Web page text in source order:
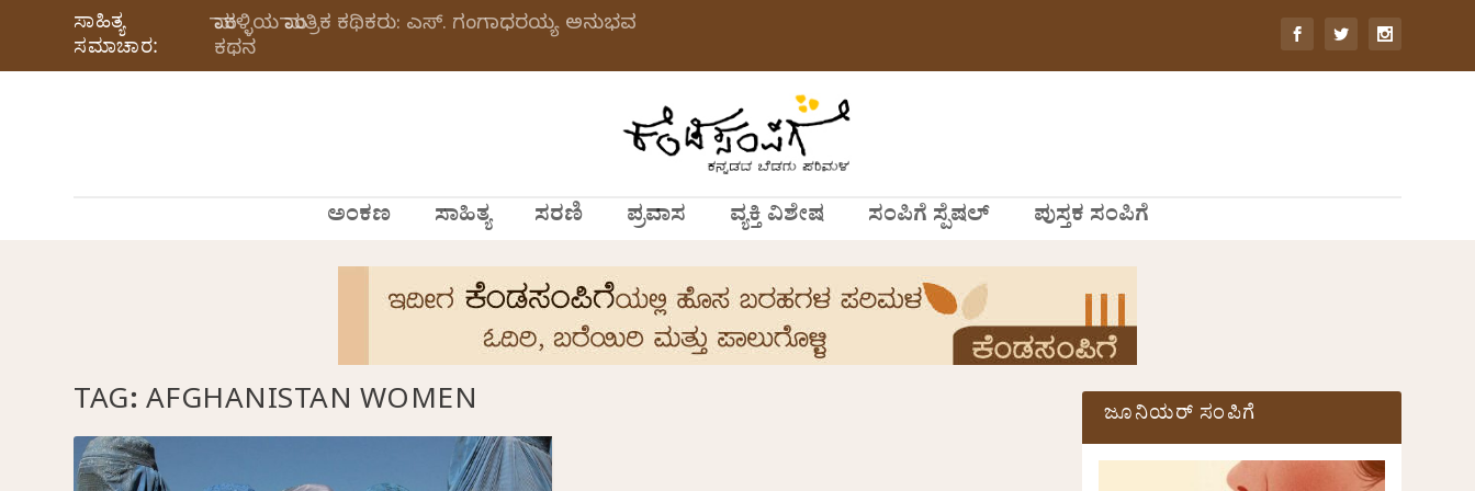
ಸಾಹಿತ್ಯ
ಸಮಾಚಾರ:
ಮಾಕಳ್ಳಿಯ ಮಾಂತ್ರಿಕ ಕಥಿಕರು: ಎಸ್. ಗಂಗಾಧರಯ್ಯ ಅನುಭವ
ಕಥನ
ಅಂಕಣ ಸಾಹಿತ್ಯ ಸರಣಿ ಪ್ರವಾಸ ವ್ಯಕ್ತಿ ವಿಶೇಷ ಸಂಪಿಗೆ ಸ್ಪೆಷಲ್ ಪುಸ್ತಕ ಸಂಪಿಗೆ
TAG: AFGHANISTAN WOMEN ಜೂನಿಯರ್ ಸಂಪಿಗೆ